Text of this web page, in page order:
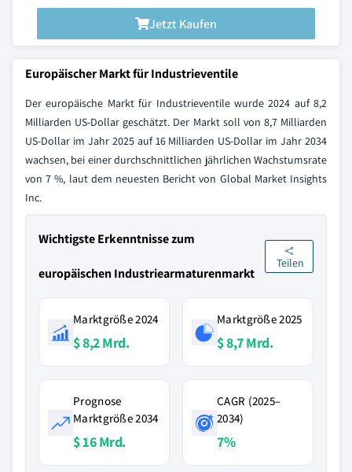
Jetzt Kaufen
Europäischer Markt für Industrieventile
Der europäische Markt für Industrieventile wurde 2024 auf 8,2
Milliarden US-Dollar geschätzt. Der Markt soll von 8,7 Milliarden
US-Dollar im Jahr 2025 auf 16 Milliarden US-Dollar im Jahr 2034
wachsen, bei einer durchschnittlichen jährlichen Wachstumsrate
von 7 %, laut dem neuesten Bericht von Global Market Insights
Inc.
Wichtigste Erkenntnisse zum
europäischen Industriearmaturenmarkt
Teilen
Marktgröße 2024
$ 8,2 Mrd.
Marktgröße 2025
$ 8,7 Mrd.
Prognose
Marktgröße 2034
$ 16 Mrd.
CAGR (2025–
2034)
7%